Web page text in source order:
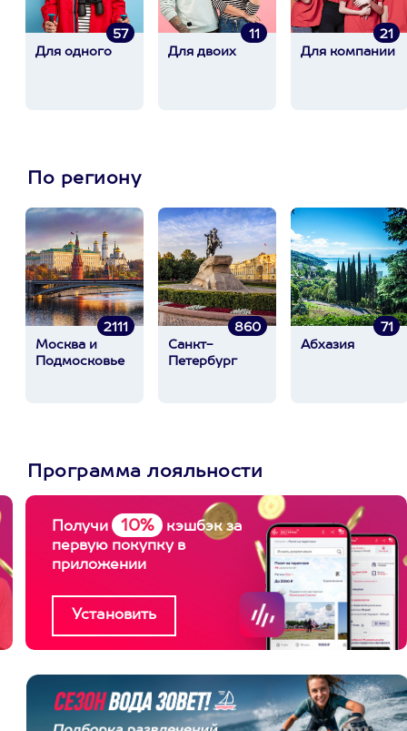
57
Для одного
11
Для двоих
21
Для компании
По региону
2111
Москва и
Подмосковье
860
Санкт-
Петербург
71
Абхазия
Программа лояльности
Получи 10%
кэшбэк за
первую покупку в
приложении